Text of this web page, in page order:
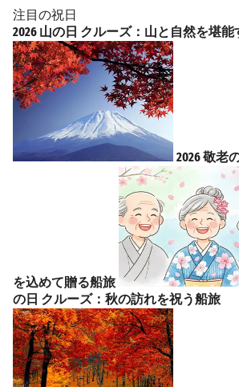
注目の祝日
2026 山の日 クルーズ：山と自然を堪能
2026 敬老
を込めて贈る船旅
の日 クルーズ：秋の訪れを祝う船旅